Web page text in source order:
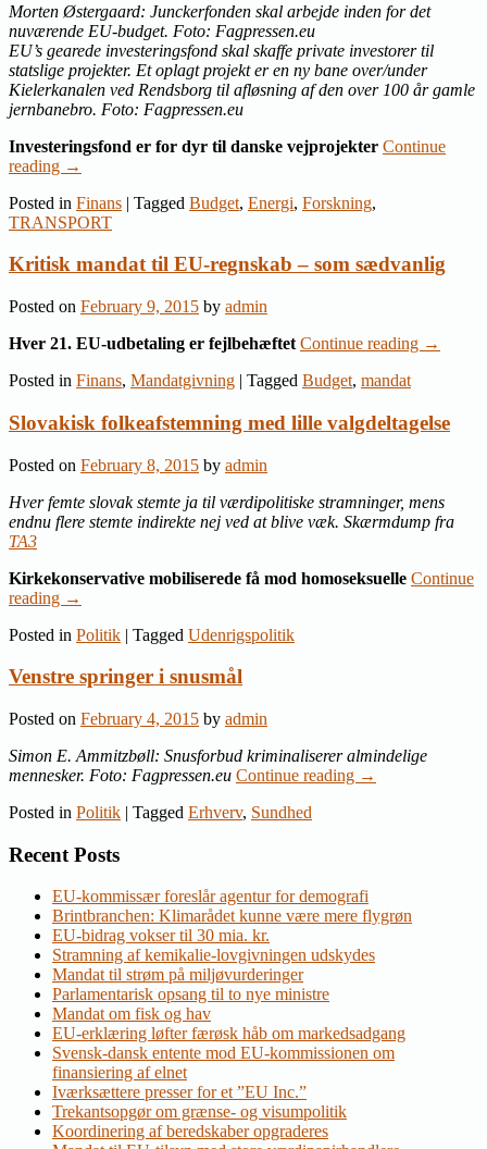
Morten Østergaard: Junckerfonden skal arbejde inden for det
nuværende EU-budget. Foto: Fagpressen.eu
EU’s gearede investeringsfond skal skaffe private investorer til
statslige projekter. Et oplagt projekt er en ny bane over/under
Kielerkanalen ved Rendsborg til afløsning af den over 100 år gamle
jernbanebro. Foto: Fagpressen.eu
Investeringsfond er for dyr til danske vejprojekter Continue
reading →
Posted in Finans | Tagged Budget, Energi, Forskning,
TRANSPORT
Kritisk mandat til EU-regnskab – som sædvanlig
Posted on February 9, 2015 by admin
Hver 21. EU-udbetaling er fejlbehæftet Continue reading →
Posted in Finans, Mandatgivning | Tagged Budget, mandat
Slovakisk folkeafstemning med lille valgdeltagelse
Posted on February 8, 2015 by admin
Hver femte slovak stemte ja til værdipolitiske stramninger, mens
endnu flere stemte indirekte nej ved at blive væk. Skærmdump fra
TA3
Kirkekonservative mobiliserede få mod homoseksuelle Continue
reading →
Posted in Politik | Tagged Udenrigspolitik
Venstre springer i snusmål
Posted on February 4, 2015 by admin
Simon E. Ammitzbøll: Snusforbud kriminaliserer almindelige
mennesker. Foto: Fagpressen.eu Continue reading →
Posted in Politik | Tagged Erhverv, Sundhed
Recent Posts
EU-kommissær foreslår agentur for demografi
Brintbranchen: Klimarådet kunne være mere flygrøn
EU-bidrag vokser til 30 mia. kr.
Stramning af kemikalie-lovgivningen udskydes
Mandat til strøm på miljøvurderinger
Parlamentarisk opsang til to nye ministre
Mandat om fisk og hav
EU-erklæring løfter færøsk håb om markedsadgang
Svensk-dansk entente mod EU-kommissionen om
finansiering af elnet
Iværksættere presser for et ”EU Inc.”
Trekantsopgør om grænse- og visumpolitik
Koordinering af beredskaber opgraderes